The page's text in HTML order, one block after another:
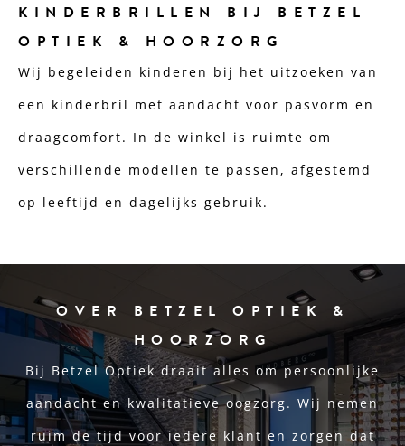
KINDERBRILLEN BIJ BETZEL
OPTIEK & HOORZORG
Wij begeleiden kinderen bij het uitzoeken van
een kinderbril met aandacht voor pasvorm en
draagcomfort. In de winkel is ruimte om
verschillende modellen te passen, afgestemd
op leeftijd en dagelijks gebruik.
OVER BETZEL OPTIEK &
HOORZORG
Bij Betzel Optiek draait alles om persoonlijke
aandacht en kwalitatieve oogzorg. Wij nemen
ruim de tijd voor iedere klant en zorgen dat